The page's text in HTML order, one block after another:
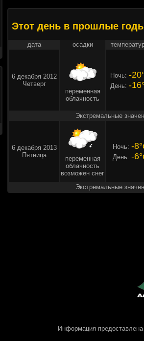
Этот день в прошлые
дата осадки
6 декабря 2012
Четверг
переменная
облачность
Ночь: -
День: -
Экстремальные
6 декабря 2013
Пятница
переменная
облачность
возможен снег
Ночь: -
День: -
Экстремальные
Информация предоставлена